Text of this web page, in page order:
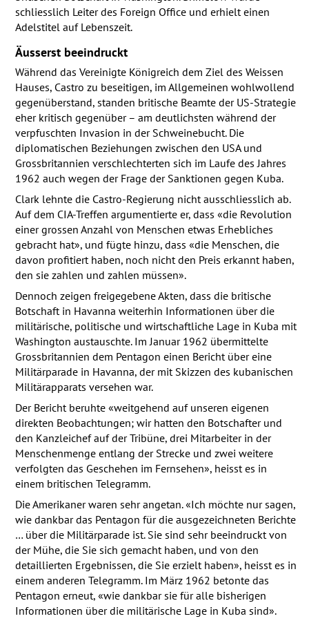
schliesslich Leiter des Foreign Office und erhielt einen
Adelstitel auf Lebenszeit.
Äusserst beeindruckt
Während das Vereinigte Königreich dem Ziel des Weissen
Hauses, Castro zu beseitigen, im Allgemeinen wohlwollend
gegenüberstand, standen britische Beamte der US-Strategie
eher kritisch gegenüber – am deutlichsten während der
verpfuschten Invasion in der Schweinebucht. Die
diplomatischen Beziehungen zwischen den USAund
Grossbritannien verschlechterten sich im Laufe des Jahres
1962 auch wegen der Frage der Sanktionen gegen Kuba.
Clark lehnte die Castro-Regierung nicht ausschliesslich ab.
Auf dem CIA-Treffen argumentierte er, dass «die Revolution
einer grossen Anzahl von Menschen etwas Erhebliches
gebracht hat», und fügte hinzu, dass «die Menschen, die
davon profitiert haben, noch nicht den Preis erkannt haben,
den sie zahlen und zahlen müssen».
Dennoch zeigen freigegebene Akten, dass die britische
Botschaft in Havanna weiterhin Informationen über die
militärische, politische und wirtschaftliche Lage in Kuba mit
Washington austauschte. Im Januar 1962 übermittelte
Grossbritannien dem Pentagon einen Bericht über eine
Militärparade in Havanna, der mit Skizzen des kubanischen
Militärapparats versehen war.
Der Bericht beruhte «weitgehend auf unseren eigenen
direkten Beobachtungen; wir hatten den Botschafter und
den Kanzleichef auf der Tribüne, drei Mitarbeiter in der
Menschenmenge entlang der Strecke und zwei weitere
verfolgten das Geschehen im Fernsehen», heisst es in
einem britischen Telegramm.
Die Amerikaner waren sehr angetan. «Ich möchte nur sagen,
wie dankbar das Pentagon für die ausgezeichneten Berichte
… über die Militärparade ist. Sie sind sehr beeindruckt von
der Mühe, die Sie sich gemacht haben, und von den
detaillierten Ergebnissen, die Sie erzielt haben», heisst es in
einem anderen Telegramm. Im März 1962 betonte das
Pentagon erneut, «wie dankbar sie für alle bisherigen
Informationen über die militärische Lage in Kuba sind».